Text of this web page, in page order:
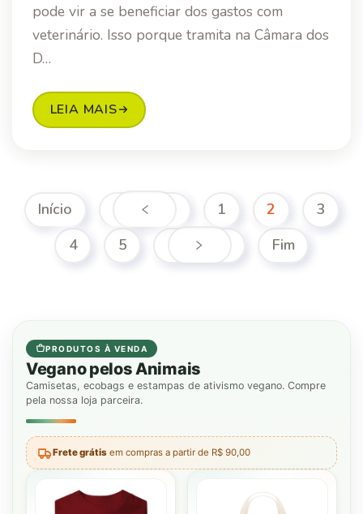
pode vir a se beneficiar dos gastos com
veterinário. Isso porque tramita na Câmara dos
D…
LEIA MAIS
Início 1 2
3
4
5 Fim
PRODUTOS À VENDA
Vegano pelos Animais
Camisetas, ecobags e estampas de ativismo vegano. Compre
pela nossa loja parceira.
Frete grátis em compras a partir de R$ 90,00